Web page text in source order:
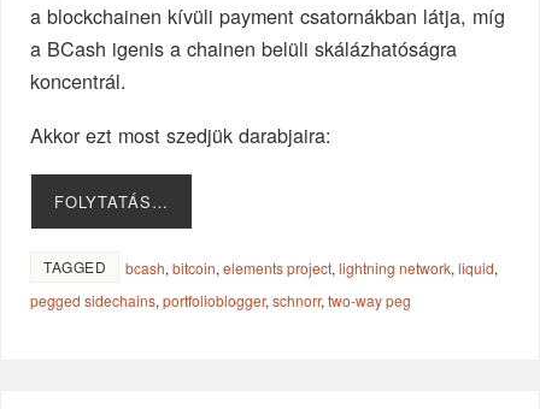
a blockchainen kívüli payment csatornákban látja, míg
a BCash igenis a chainen belüli skálázhatóságra
koncentrál.
Akkor ezt most szedjük darabjaira:
FOLYTATÁS…
TAGGED bcash,bitcoin,elements project,lightning network,liquid,
pegged sidechains,portfolioblogger,schnorr,two-way peg